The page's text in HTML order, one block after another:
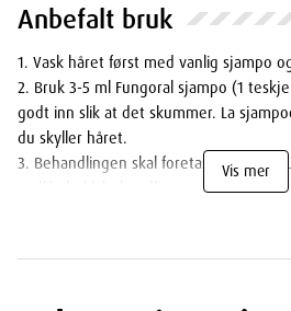
Anbefalt bruk
1. Vask håret først med vanlig sjampo
2. Bruk 3-5 ml Fungoral sjampo (1
godt inn slik at det skummer. La
du skyller håret.
3. Behandlingen skal foretas 2 ganger
vedlikeholdsbehandling ca. én gang pr.
vanlige sjampo benyttes. Hvis
Vis mer